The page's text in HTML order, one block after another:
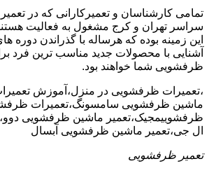
تمامی کارشناسان و تعمیرکارانی که در
سراسر تهران و کرج مشغول به فعالیت هستند
این زمینه بوده که هرساله با گذراندن دوره
آشنایی با محصولات جدید مناسب ترین فرد
ظرفشویی شما خواهند بود.
،تعمیرات ظرفشویی در منزل،آموزش
ماشین ظرفشویی سامسونگ،تعمیرات
ظرفشوییمجیک،تعمیر ماشین ظرفشویی
ال جی،تعمیر ماشین ظرفشویی آبسال
تعمیر ظرفشویی